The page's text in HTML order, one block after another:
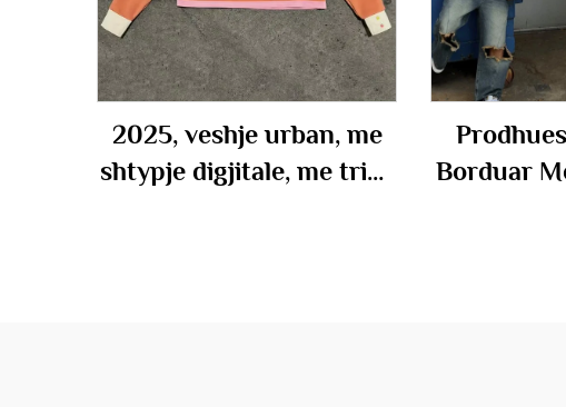
2025, veshje urban, me
shtypje digjitale, me trika
Borduar